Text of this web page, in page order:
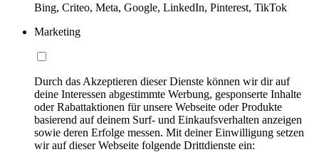
Bing, Criteo, Meta, Google, LinkedIn, Pinterest, TikTok
Marketing
Durch das Akzeptieren dieser Dienste können wir dir auf
deine Interessen abgestimmte Werbung, gesponserte Inhalte
oder Rabattaktionen für unsere Webseite oder Produkte
basierend auf deinem Surf- und Einkaufsverhalten anzeigen
sowie deren Erfolge messen. Mit deiner Einwilligung setzen
wir auf dieser Webseite folgende Drittdienste ein: